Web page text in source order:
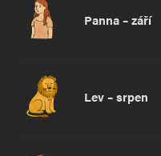
Panna – září
Lev – srpen